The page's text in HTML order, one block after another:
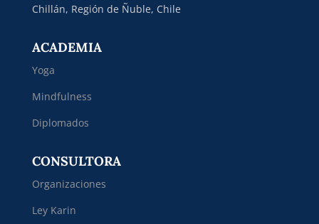
Chillán, Región de Ñuble, Chile
ACADEMIA
Yoga
Mindfulness
Diplomados
CONSULTORA
Organizaciones
Ley Karin